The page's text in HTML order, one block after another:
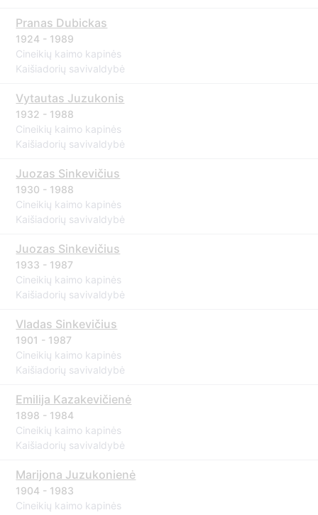
Pranas Dubickas
1924 - 1989
Cineikių kaimo kapinės
Kaišiadorių savivaldybė
Vytautas Juzukonis
1932 - 1988
Cineikių kaimo kapinės
Kaišiadorių savivaldybė
Juozas Sinkevičius
1930 - 1988
Cineikių kaimo kapinės
Kaišiadorių savivaldybė
Juozas Sinkevičius
1933 - 1987
Cineikių kaimo kapinės
Kaišiadorių savivaldybė
Vladas Sinkevičius
1901 - 1987
Cineikių kaimo kapinės
Kaišiadorių savivaldybė
Emilija Kazakevičienė
1898 - 1984
Cineikių kaimo kapinės
Kaišiadorių savivaldybė
Marijona Juzukonienė
1904 - 1983
Cineikių kaimo kapinės